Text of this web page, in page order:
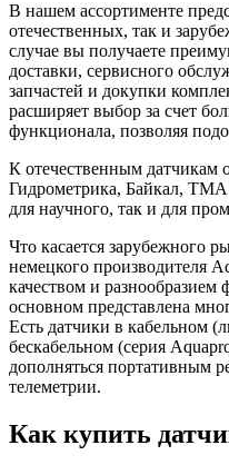
В нашем ассортименте
отечественных, так и
случае вы получаете
доставки, сервисного
запчастей и докупки
расширяет выбор за счет
функционала, позволяя
К отечественным датчикам
Гидрометрика, Байкал,
для научного, так и для
Что касается зарубежного
немецкого производителя
качеством и
основном представлена
Есть датчики в кабельном
бескабельном (серия
дополняться портативным
телеметрии.
Как купить